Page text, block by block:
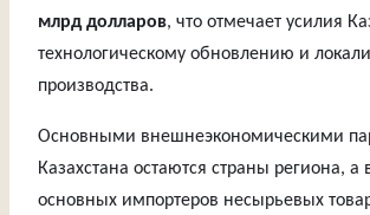
млрд долларов, что отмечает усилия
технологическому обновлению и
производства.
Основными внешнеэкономическими
Казахстана остаются страны региона, а
основных импортеров несырьевых